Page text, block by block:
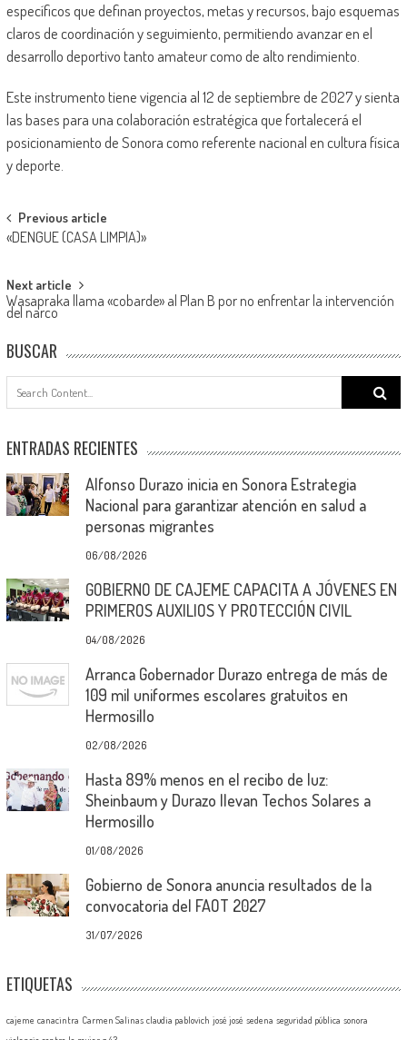
específicos que definan proyectos, metas y recursos, bajo esquemas
claros de coordinación y seguimiento, permitiendo avanzar en el
desarrollo deportivo tanto amateur como de alto rendimiento.
Este instrumento tiene vigencia al 12 de septiembre de 2027 y sienta
las bases para una colaboración estratégica que fortalecerá el
posicionamiento de Sonora como referente nacional en cultura física
y deporte.
Post
navigation
Previous article
«DENGUE (CASA LIMPIA)»
Next article
Wasapraka llama «cobarde» al Plan B por no enfrentar la intervención
del narco
BUSCAR
Search
for:
ENTRADAS RECIENTES
Alfonso Durazo inicia en Sonora Estrategia
Nacional para garantizar atención en salud a
personas migrantes
06/08/2026
GOBIERNO DE CAJEME CAPACITA A JÓVENES EN
PRIMEROS AUXILIOS Y PROTECCIÓN CIVIL
04/08/2026
Arranca Gobernador Durazo entrega de más de
109 mil uniformes escolares gratuitos en
Hermosillo
02/08/2026
Hasta 89% menos en el recibo de luz:
Sheinbaum y Durazo llevan Techos Solares a
Hermosillo
01/08/2026
Gobierno de Sonora anuncia resultados de la
convocatoria del FAOT 2027
31/07/2026
ETIQUETAS
cajeme canacintra Carmen Salinas claudia pablovich josé josé sedena seguridad pública sonora